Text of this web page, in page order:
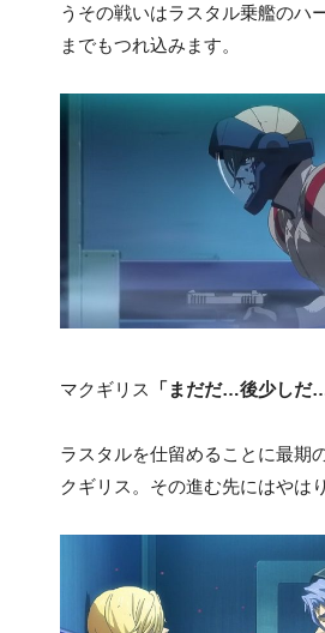
うその戦いはラスタル乗艦のハ
までもつれ込みます。
マクギリス 「まだだ…後少しだ…
ラスタルを仕留めることに最期
クギリス。その進む先にはやは